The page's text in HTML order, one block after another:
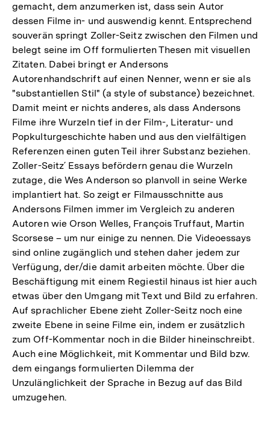
gemacht, dem anzumerken ist, dass sein Autor
dessen Filme in- und auswendig kennt. Entsprechend
souverän springt Zoller-Seitz zwischen den Filmen und
belegt seine im Off formulierten Thesen mit visuellen
Zitaten. Dabei bringt er Andersons
Autorenhandschrift auf einen Nenner, wenn er sie als
"substantiellen Stil" (a style of substance) bezeichnet.
Damit meint er nichts anderes, als dass Andersons
Filme ihre Wurzeln tief in der Film-, Literatur- und
Popkulturgeschichte haben und aus den vielfältigen
Referenzen einen guten Teil ihrer Substanz beziehen.
Zoller-Seitz´ Essays befördern genau die Wurzeln
zutage, die Wes Anderson so planvoll in seine Werke
implantiert hat. So zeigt er Filmausschnitte aus
Andersons Filmen immer im Vergleich zu anderen
Autoren wie Orson Welles, François Truffaut, Martin
Scorsese – um nur einige zu nennen. Die Videoessays
sind online zugänglich und stehen daher jedem zur
Verfügung, der/die damit arbeiten möchte. Über die
Beschäftigung mit einem Regiestil hinaus ist hier auch
etwas über den Umgang mit Text und Bild zu erfahren.
Auf sprachlicher Ebene zieht Zoller-Seitz noch eine
zweite Ebene in seine Filme ein, indem er zusätzlich
zum Off-Kommentar noch in die Bilder hineinschreibt.
Auch eine Möglichkeit, mit Kommentar und Bild bzw.
dem eingangs formulierten Dilemma der
Unzulänglichkeit der Sprache in Bezug auf das Bild
umzugehen.